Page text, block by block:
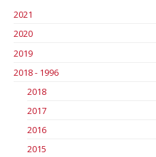
2021
2020
2019
2018 - 1996
2018
2017
2016
2015